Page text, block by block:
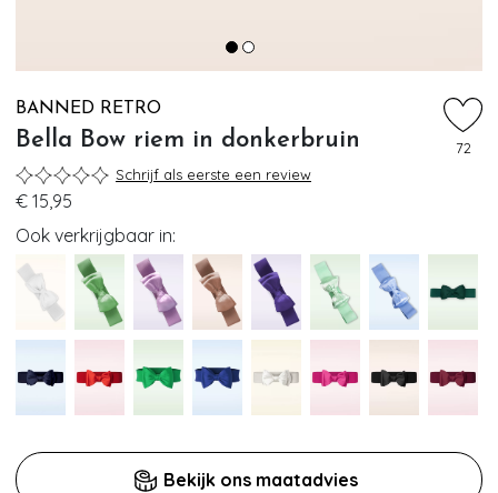
BANNED RETRO
Bella Bow riem in donkerbruin
72
Schrijf als eerste een review
€ 15,95
Ook verkrijgbaar in:
Bekijk ons maatadvies